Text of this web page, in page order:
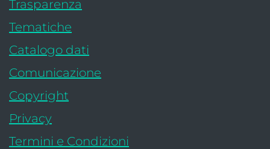
Trasparenza
Tematiche
Catalogo dati
Comunicazione
Copyright
Privacy
Termini e Condizioni